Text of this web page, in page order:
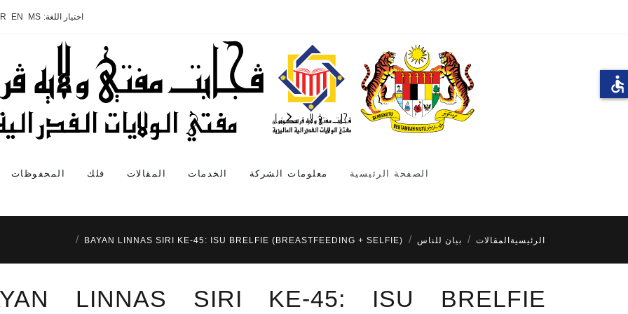
اختيار اللغة: MS
EN
الصفحة الرئيسية معلومات الشركة الخدمات المقالات فلك المحفوظات
الرئيسية المقالات بيان للناس BAYAN LINNAS SIRI KE-45: ISU BRELFIE (BREASTFEEDING + SELFIE)
LINNAS SIRI KE-45: ISU BRELFIE
accessible